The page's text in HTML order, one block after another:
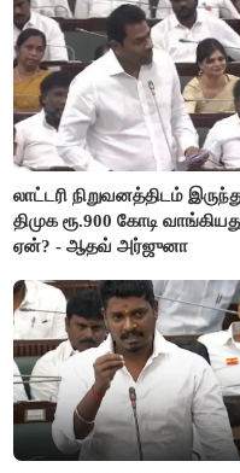
லாட்டரி நிறுவனத்திடம்
திமுக ரூ.900 கோடி
ஏன்? - ஆதவ் அர்ஜுனா